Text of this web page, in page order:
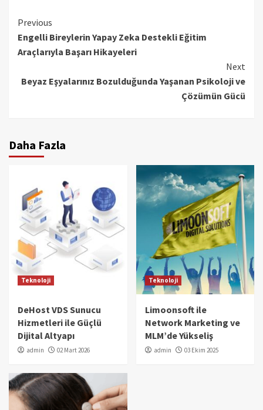
Continue
Reading
Previous
Engelli Bireylerin Yapay Zeka Destekli Eğitim
Araçlarıyla Başarı Hikayeleri
Next
Beyaz Eşyalarınız Bozulduğunda Yaşanan Psikoloji ve
Çözümün Gücü
Daha Fazla
Teknoloji
DeHost VDS Sunucu
Hizmetleri ile Güçlü
Dijital Altyapı
admin 02 Mart 2026
Teknoloji
Limoonsoft ile
Network Marketing ve
MLM’de Yükseliş
admin 03 Ekim 2025